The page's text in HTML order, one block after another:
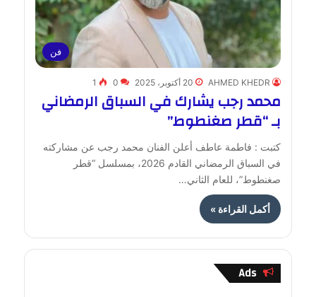
فن
AHMED KHEDR 20 أكتوبر، 2025 0
1
محمد رجب يشارك في السباق الرمضاني
بـ “قطر صغنطوط”
كتبت : فاطمة عاطف أعلن الفنان محمد رجب عن مشاركته
في السباق الرمضاني القادم 2026، بمسلسل “قطر
صغنطوط”، للعام الثاني…
أكمل القراءة »
Ads